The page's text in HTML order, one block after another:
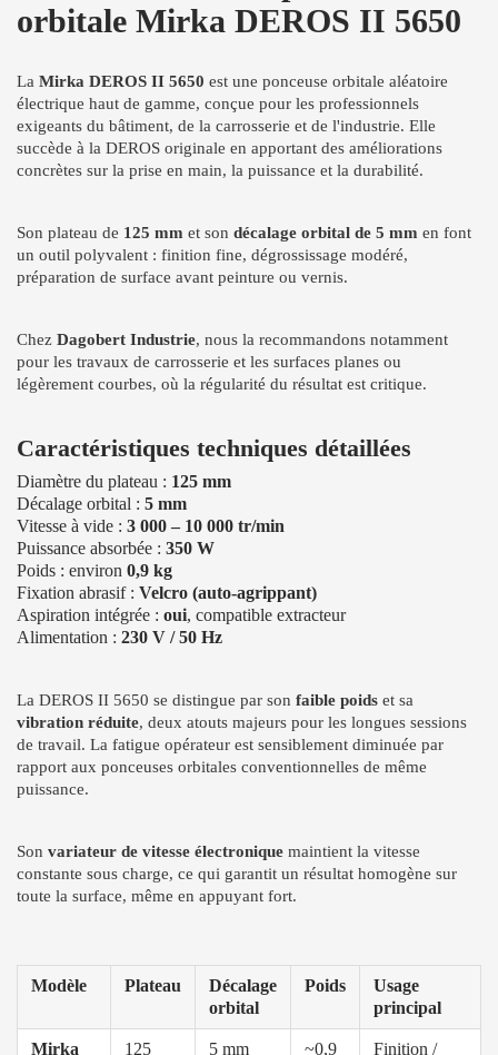
orbitale Mirka DEROS II 5650
La Mirka DEROS II 5650 est une ponceuse orbitale aléatoire
électrique haut de gamme, conçue pour les professionnels
exigeants du bâtiment, de la carrosserie et de l'industrie. Elle
succède à la DEROS originale en apportant des améliorations
concrètes sur la prise en main, la puissance et la durabilité.
Son plateau de 125 mm et son décalage orbital de 5 mm en font
un outil polyvalent : finition fine, dégrossissage modéré,
préparation de surface avant peinture ou vernis.
Chez Dagobert Industrie, nous la recommandons notamment
pour les travaux de carrosserie et les surfaces planes ou
légèrement courbes, où la régularité du résultat est critique.
Caractéristiques techniques détaillées
Diamètre du plateau : 125 mm
Décalage orbital : 5 mm
Vitesse à vide : 3 000 – 10 000 tr/min
Puissance absorbée : 350 W
Poids : environ 0,9 kg
Fixation abrasif : Velcro (auto-agrippant)
Aspiration intégrée : oui, compatible extracteur
Alimentation : 230 V / 50 Hz
La DEROS II 5650 se distingue par son faible poids et sa
vibration réduite, deux atouts majeurs pour les longues sessions
de travail. La fatigue opérateur est sensiblement diminuée par
rapport aux ponceuses orbitales conventionnelles de même
puissance.
Son variateur de vitesse électronique maintient la vitesse
constante sous charge, ce qui garantit un résultat homogène sur
toute la surface, même en appuyant fort.
Modèle Plateau
Décalage
orbital
Poids
Usage
principal
Mirka 125 5 mm ~0,9 Finition /